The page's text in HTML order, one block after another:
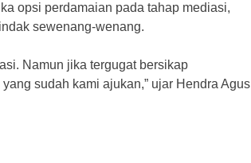
opsi perdamaian pada tahap mediasi,
sewenang-wenang.
Namun jika tergugat bersikap
sudah kami ajukan,” ujar Hendra Agus